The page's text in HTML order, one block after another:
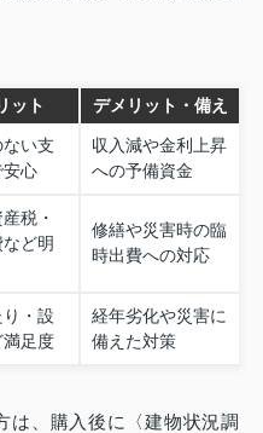
ット デメリット・備え
い支
安心
収入減や金利上昇
への予備資金
税・
ど明
修繕や災害時の臨
時出費への対応
り・設
足度
経年劣化や災害に
備えた対策
は、購入後に〈建物状況調